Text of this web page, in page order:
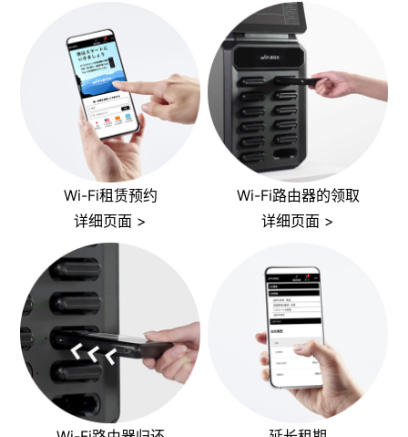
Wi-Fi租赁预约
详细页面 >
Wi-Fi路由器的领取
详细页面 >